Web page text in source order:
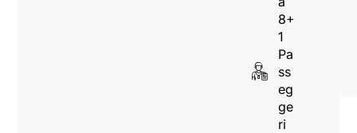
8+
1
Pa
ss
eg
ge
ri